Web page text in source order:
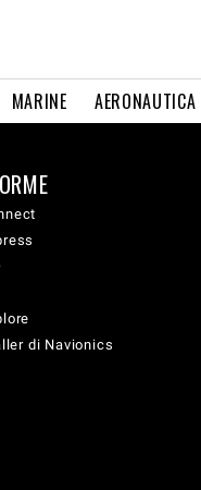
MARINE AERONAUTICA
di Navionics